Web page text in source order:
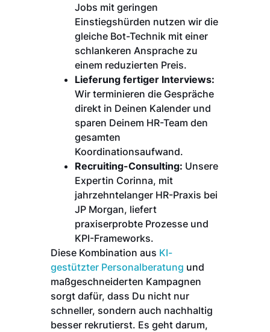
Jobs mit geringen
Einstiegshürden nutzen wir die
gleiche Bot-Technik mit einer
schlankeren Ansprache zu
einem reduzierten Preis.
Lieferung fertiger Interviews:
Wir terminieren die Gespräche
direkt in Deinen Kalender und
sparen Deinem HR-Team den
gesamten
Koordinationsaufwand.
Recruiting-Consulting: Unsere
Expertin Corinna, mit
jahrzehntelanger HR-Praxis bei
JP Morgan, liefert
praxiserprobte Prozesse und
KPI-Frameworks.
Diese Kombination aus KI-
gestützter Personalberatung und
maßgeschneiderten Kampagnen
sorgt dafür, dass Du nicht nur
schneller, sondern auch nachhaltig
besser rekrutierst. Es geht darum,